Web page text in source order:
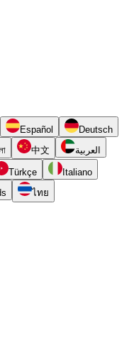
Español
Deutsch
中文 العربية
Türkçe
Italiano
ไทย